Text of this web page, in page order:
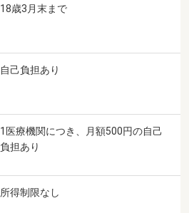
18歳3月末まで
自己負担あり
1医療機関につき、月額500円の自己
負担あり
所得制限なし